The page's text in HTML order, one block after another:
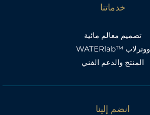
خدماتنا
تصميم معالم مائية
ووترلاب ™WATERlab
المنتج والدعم الفني
انضم إلينا